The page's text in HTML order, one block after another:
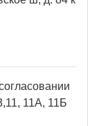
11А, 11Б